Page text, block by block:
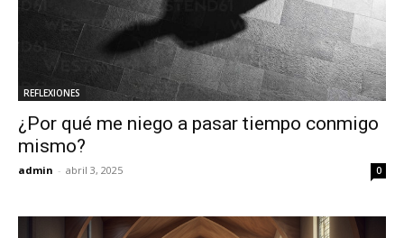
REFLEXIONES
¿Por qué me niego a pasar tiempo conmigo
mismo?
admin - abril 3, 2025 0